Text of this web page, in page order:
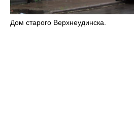
Дом старого Верхнеудинска.